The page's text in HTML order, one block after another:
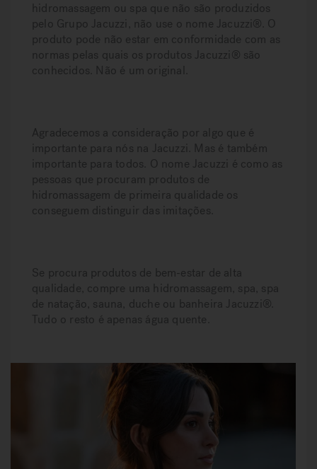
hidromassagem ou spa que não são produzidos
pelo Grupo Jacuzzi, não use o nome Jacuzzi®. O
produto pode não estar em conformidade com as
normas pelas quais os produtos Jacuzzi® são
conhecidos. Não é um original.
Agradecemos a consideração por algo que é
importante para nós na Jacuzzi. Mas é também
importante para todos. O nome Jacuzzi é como as
pessoas que procuram produtos de
hidromassagem de primeira qualidade os
conseguem distinguir das imitações.
Se procura produtos de bem-estar de alta
qualidade, compre uma hidromassagem, spa, spa
de natação, sauna, duche ou banheira Jacuzzi®.
Tudo o resto é apenas água quente.